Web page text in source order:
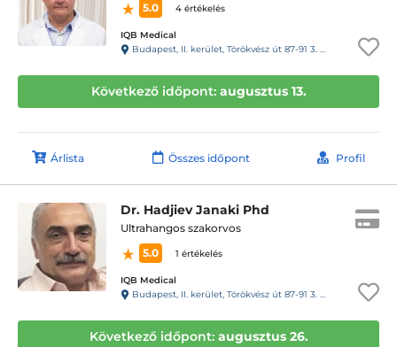
5.0
4 értékelés
IQB Medical
Budapest, II. kerület, Törökvész út 87-91 3. emelet 220 (Rózsadomb center a posta mellett)
Következő időpont: augusztus 13.
Árlista Összes időpont Profil
Dr. Hadjiev Janaki Phd
Ultrahangos szakorvos
5.0
1 értékelés
IQB Medical
Budapest, II. kerület, Törökvész út 87-91 3. emelet 220 (Rózsadomb center a posta mellett)
Következő időpont: augusztus 26.